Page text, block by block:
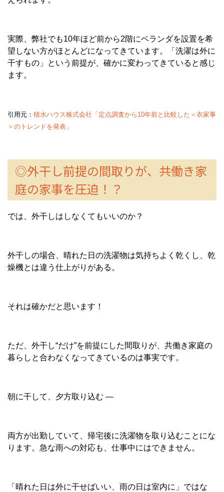
実際、弊社でも10年ほど前から2階にベランダを設置を希
望しない方がほとんどになってきています。「洗濯は外に
干すもの」という前提が、確かに変わってきていると感じ
ます。
引用元： 積水ハウス株式会社「定点調査から10年前と比較した＜衣家事
＞のトレンドを発表」
◎外干し前提の間取りが、共働き家
庭の家事を圧迫！？
では、外干しはしなくてもいいのか？
外干しの場合、晴れた日の洗濯物は気持ちよく乾くし、乾
燥機とは違う仕上がりがある。
それは確かだと思います！
ただ、外干し“だけ”を前提にした間取りが、共働き家庭の
暮らしと合わなくなってきているのは事実です。
朝に干して、夕方取り込む —
両方が出勤していて、帰宅後に洗濯物を取り込むことにな
ります。急な雨への対応も、仕事中にはできません。
「晴れた日は外に干せばいい、雨の日は室内に」ではな